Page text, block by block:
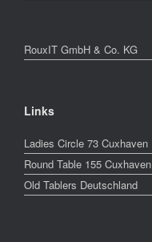
RouxIT GmbH & Co. KG
Links
Ladies Circle 73 Cuxhaven
Round Table 155 Cuxhaven
Old Tablers Deutschland